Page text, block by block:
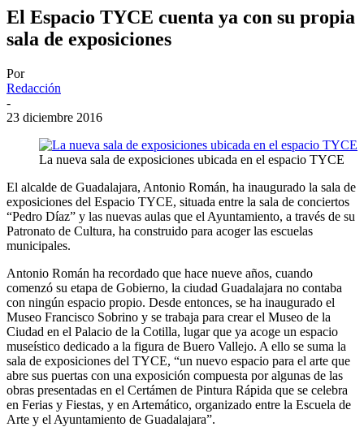
El Espacio TYCE cuenta ya con su propia
sala de exposiciones
Por
Redacción
-
23 diciembre 2016
La nueva sala de exposiciones ubicada en el espacio TYCE
El alcalde de Guadalajara, Antonio Román, ha inaugurado la sala de
exposiciones del Espacio TYCE, situada entre la sala de conciertos
“Pedro Díaz” y las nuevas aulas que el Ayuntamiento, a través de su
Patronato de Cultura, ha construido para acoger las escuelas
municipales.
Antonio Román ha recordado que hace nueve años, cuando
comenzó su etapa de Gobierno, la ciudad Guadalajara no contaba
con ningún espacio propio. Desde entonces, se ha inaugurado el
Museo Francisco Sobrino y se trabaja para crear el Museo de la
Ciudad en el Palacio de la Cotilla, lugar que ya acoge un espacio
museístico dedicado a la figura de Buero Vallejo. A ello se suma la
sala de exposiciones del TYCE, “un nuevo espacio para el arte que
abre sus puertas con una exposición compuesta por algunas de las
obras presentadas en el Certámen de Pintura Rápida que se celebra
en Ferias y Fiestas, y en Artemático, organizado entre la Escuela de
Arte y el Ayuntamiento de Guadalajara”.